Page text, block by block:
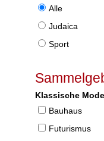
Alle
Judaica
Sport
Klassische
Bauhaus
Futurismus